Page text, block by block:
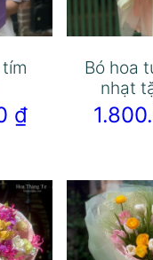
₫
Bó hoa
nhạt